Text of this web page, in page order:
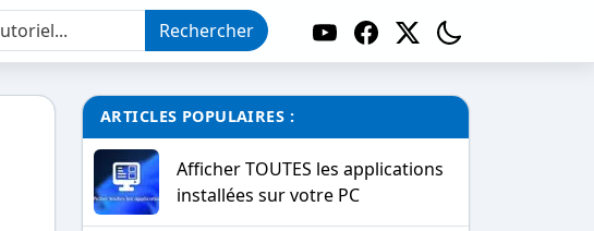
Rechercher
ARTICLES POPULAIRES :
Afficher TOUTES les applications
installées sur votre PC